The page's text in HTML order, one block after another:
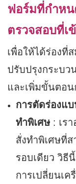
ฟอร์มที่กำหน
ตรวจสอบที่เ
เพื่อให้ได้ร่องที่
ปรับปรุงกระบว
และเพิ่มขั้นตอ
การตัดร่องแบ
ทำพิเศษ: เรา
สั่งทำพิเศษที่
รอบเดียว วิธี
การเปลี่ยนเค